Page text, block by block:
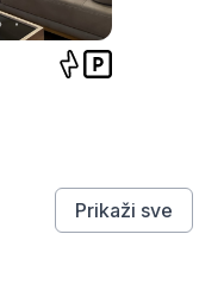
Prikaži sve